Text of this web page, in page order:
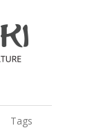
Tags